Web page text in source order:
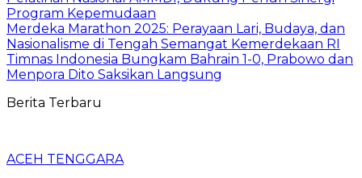
Program Kepemudaan
Merdeka Marathon 2025: Perayaan Lari, Budaya, dan
Nasionalisme di Tengah Semangat Kemerdekaan RI
Timnas Indonesia Bungkam Bahrain 1-0, Prabowo dan
Menpora Dito Saksikan Langsung
Berita Terbaru
ACEH TENGGARA